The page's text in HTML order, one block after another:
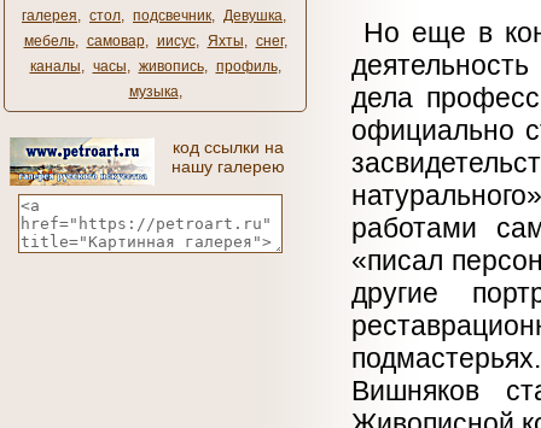
галерея, стол, подсвечник, Девушка,
мебель, самовар, иисус, Яхты, снег,
каналы, часы, живопись, профиль,
музыка,
код ссылки на
нашу галерею
Но еще в
дела
официально
работами
«писал
другие
Вишняков